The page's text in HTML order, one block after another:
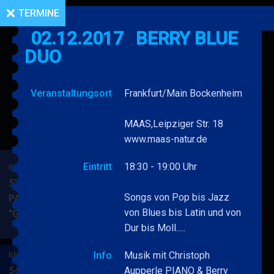
BERRY BLUE & BAND
53. JAZZ Matinee in den
PARKSIDE STUDIOS
"Gypsy Jazz"
BAND
BERRY BLUE & BAND
54. JAZZ Matinee in den
TERMINE
02.12.2017
BERRY BLUE
DUO
Veranstaltungsort Frankfurt/Main Bockenheim
MAAS,Leipziger Str. 18
www.maas-natur.de
Eintritt 18:30 - 19:00 Uhr
Songs von Pop bis Jazz
von Blues bis Latin und von
Dur bis Moll.....
Info
Musik mit Christoph
Aupperle PIANO & Berry